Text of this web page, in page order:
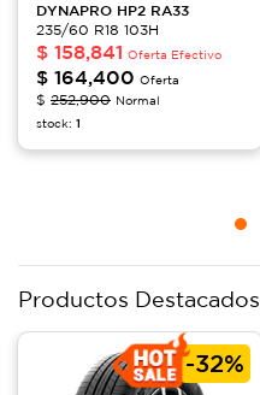
DYNAPRO HP2 RA33
235/60 R18 103H
$ 158,841 Oferta Efectivo
$ 164,400 Oferta
$ 252,900 Normal
stock: 1
Productos Destacados
-32%